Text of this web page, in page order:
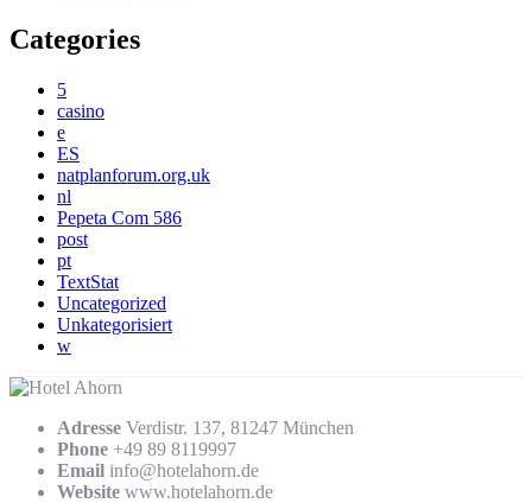
Categories
5
casino
e
ES
natplanforum.org.uk
nl
Pepeta Com 586
post
pt
TextStat
Uncategorized
Unkategorisiert
w
Adresse Verdistr. 137, 81247 München
Phone +49 89 8119997
Email info@hotelahorn.de
Website www.hotelahorn.de